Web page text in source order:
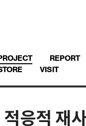
REPORT
VISIT
응적 재